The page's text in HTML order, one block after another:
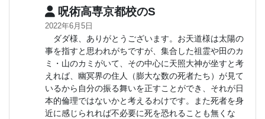
呪術高専京都校のS
2022年6月5日
ダダ様、ありがとうございます。お天道様は太陽の
事を指すと思われがちですが、集合した祖霊や田のカ
ミ・山のカミがいて、その中心に天照大神が坐すと考
えれば、幽冥界の住人（膨大な数の死者たち）が見て
いるから自分の振る舞いを正すことができ、それが日
本的倫理ではないかと考えるわけです。また死者を身
近に感じられれば不必要に死を恐れることも無くな